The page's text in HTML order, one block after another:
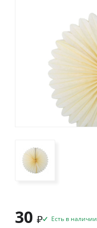
30 ₽ Есть в наличии